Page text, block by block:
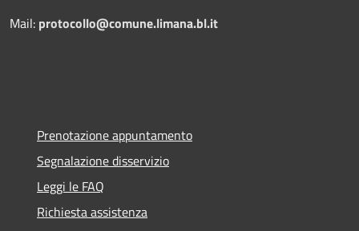
Mail: protocollo@comune.limana.bl.it
Prenotazione appuntamento
Segnalazione disservizio
Leggi le FAQ
Richiesta assistenza